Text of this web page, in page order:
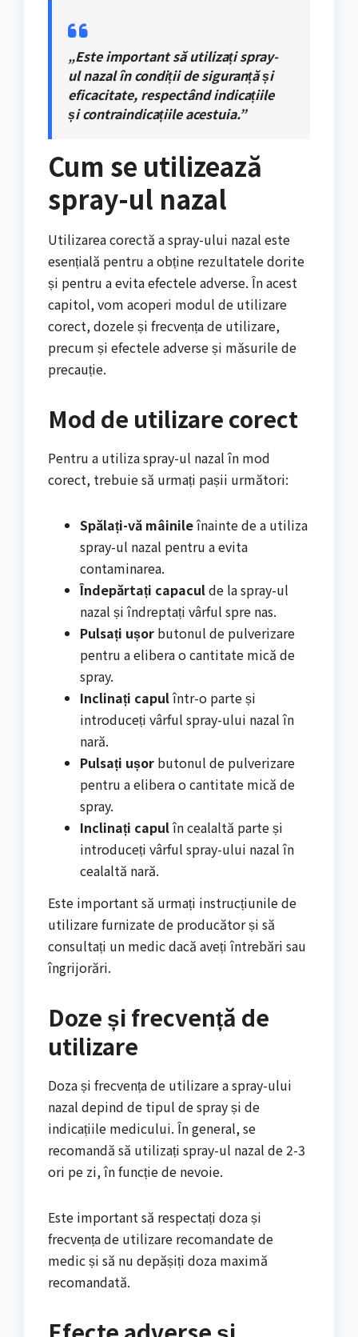
„Este important să utilizați spray-
ul nazal în condiții de siguranță și
eficacitate, respectând indicațiile
și contraindicațiile acestuia.”
Cum se utilizează
spray-ul nazal
Utilizarea corectă a spray-ului nazal este
esențială pentru a obține rezultatele dorite
și pentru a evita efectele adverse. În acest
capitol, vom acoperi modul de utilizare
corect, dozele și frecvența de utilizare,
precum și efectele adverse și măsurile de
precauție.
Mod de utilizare corect
Pentru a utiliza spray-ul nazal în mod
corect, trebuie să urmați pașii următori:
Spălați-vă mâinileînainte de a utiliza
spray-ul nazal pentru a evita
contaminarea.
Îndepărtați capaculde la spray-ul
nazal și îndreptați vârful spre nas.
Pulsați ușor butonul de pulverizare
pentru a elibera o cantitate mică de
spray.
Inclinați capulîntr-o parte și
introduceți vârful spray-ului nazal în
nară.
Pulsați ușor butonul de pulverizare
pentru a elibera o cantitate mică de
spray.
Inclinați capulîn cealaltă parte și
introduceți vârful spray-ului nazal în
cealaltă nară.
Este important să urmați instrucțiunile de
utilizare furnizate de producător și să
consultați un medic dacă aveți întrebări sau
îngrijorări.
Doze și frecvență de
utilizare
Doza și frecvența de utilizare a spray-ului
nazal depind de tipul de spray și de
indicațiile medicului. În general, se
recomandă să utilizați spray-ul nazal de 2-3
ori pe zi, în funcție de nevoie.
Este important să respectați doza și
frecvența de utilizare recomandate de
medic și să nu depășiți doza maximă
recomandată.